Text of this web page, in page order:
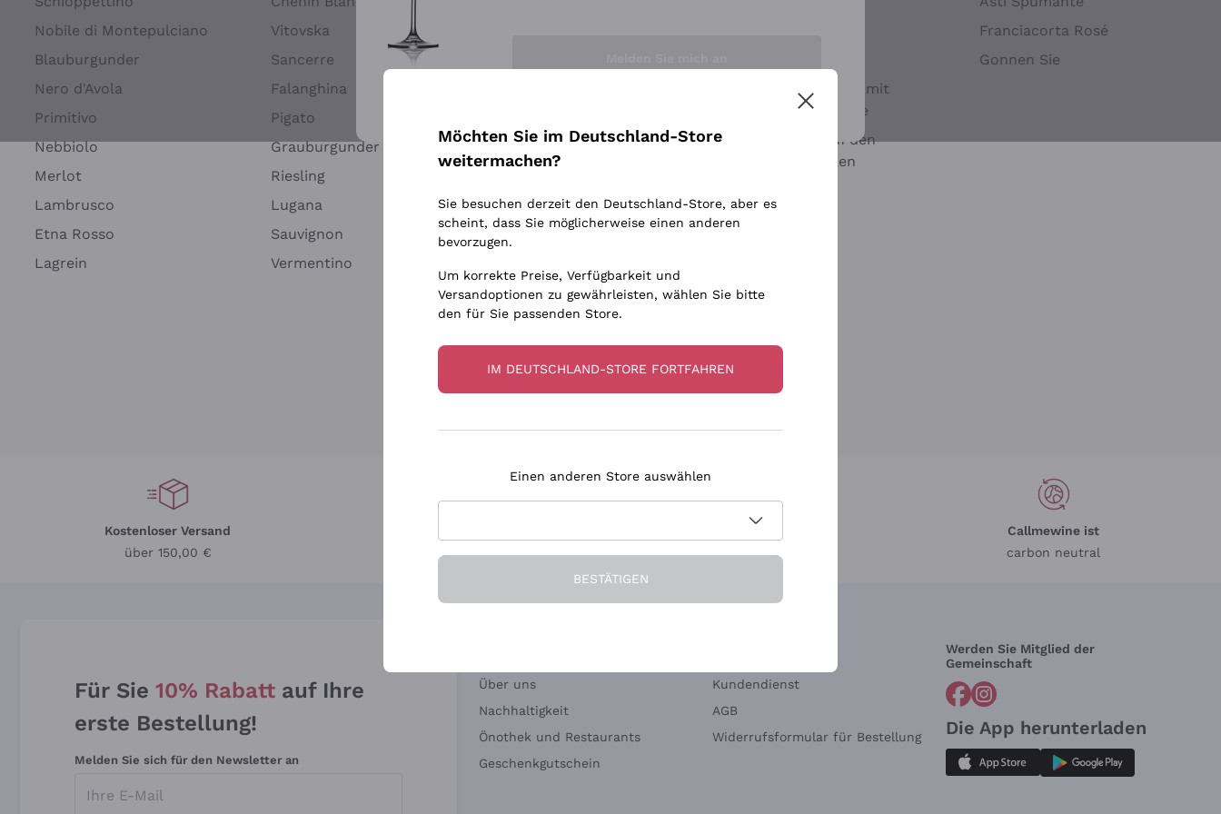
Nobile di Montepulciano
Blauburgunder
Nero d'Avola
Primitivo
Nebbiolo
Merlot
Lambrusco
Etna Rosso
Lagrein
Vitovska
Sancerre
Falanghina
Pigato
Grauburgunder
Riesling
Lugana
Sauvignon
Vermentino
Ca' dei Frati
Biondi Santi
Quintarelli Giuseppe
Rinaldi Giuseppe
Egly Ouriet
Jacquesson
Agrapart
Ohne Sulfit oder mit
minimalen Sulfite
Maischung auf den
Traubenschalen
Franciacorta Rosé
Gonnen Sie
Kostenloser Versand
über 150,00 €
in Deutschland
in 3 Raten
Callmewine ist
carbon neutral
Für Sie 10% Rabatt auf Ihre
erste Bestellung!
Melden Sie sich für den Newsletter an
Über uns
Nachhaltigkeit
Önothek und Restaurants
Geschenkgutschein
Kundendienst
AGB
Widerrufsformular für Bestellung
Werden Sie Mitglied der
Gemeinschaft
Die App herunterladen
Möchten Sie im Deutschland-Store
weitermachen?
Sie besuchen derzeit den Deutschland-Store, aber es
scheint, dass Sie möglicherweise einen anderen
bevorzugen.
Um korrekte Preise, Verfügbarkeit und
Versandoptionen zu gewährleisten, wählen Sie bitte
den für Sie passenden Store.
IM DEUTSCHLAND-STORE FORTFAHREN
Einen anderen Store auswählen
BESTÄTIGEN